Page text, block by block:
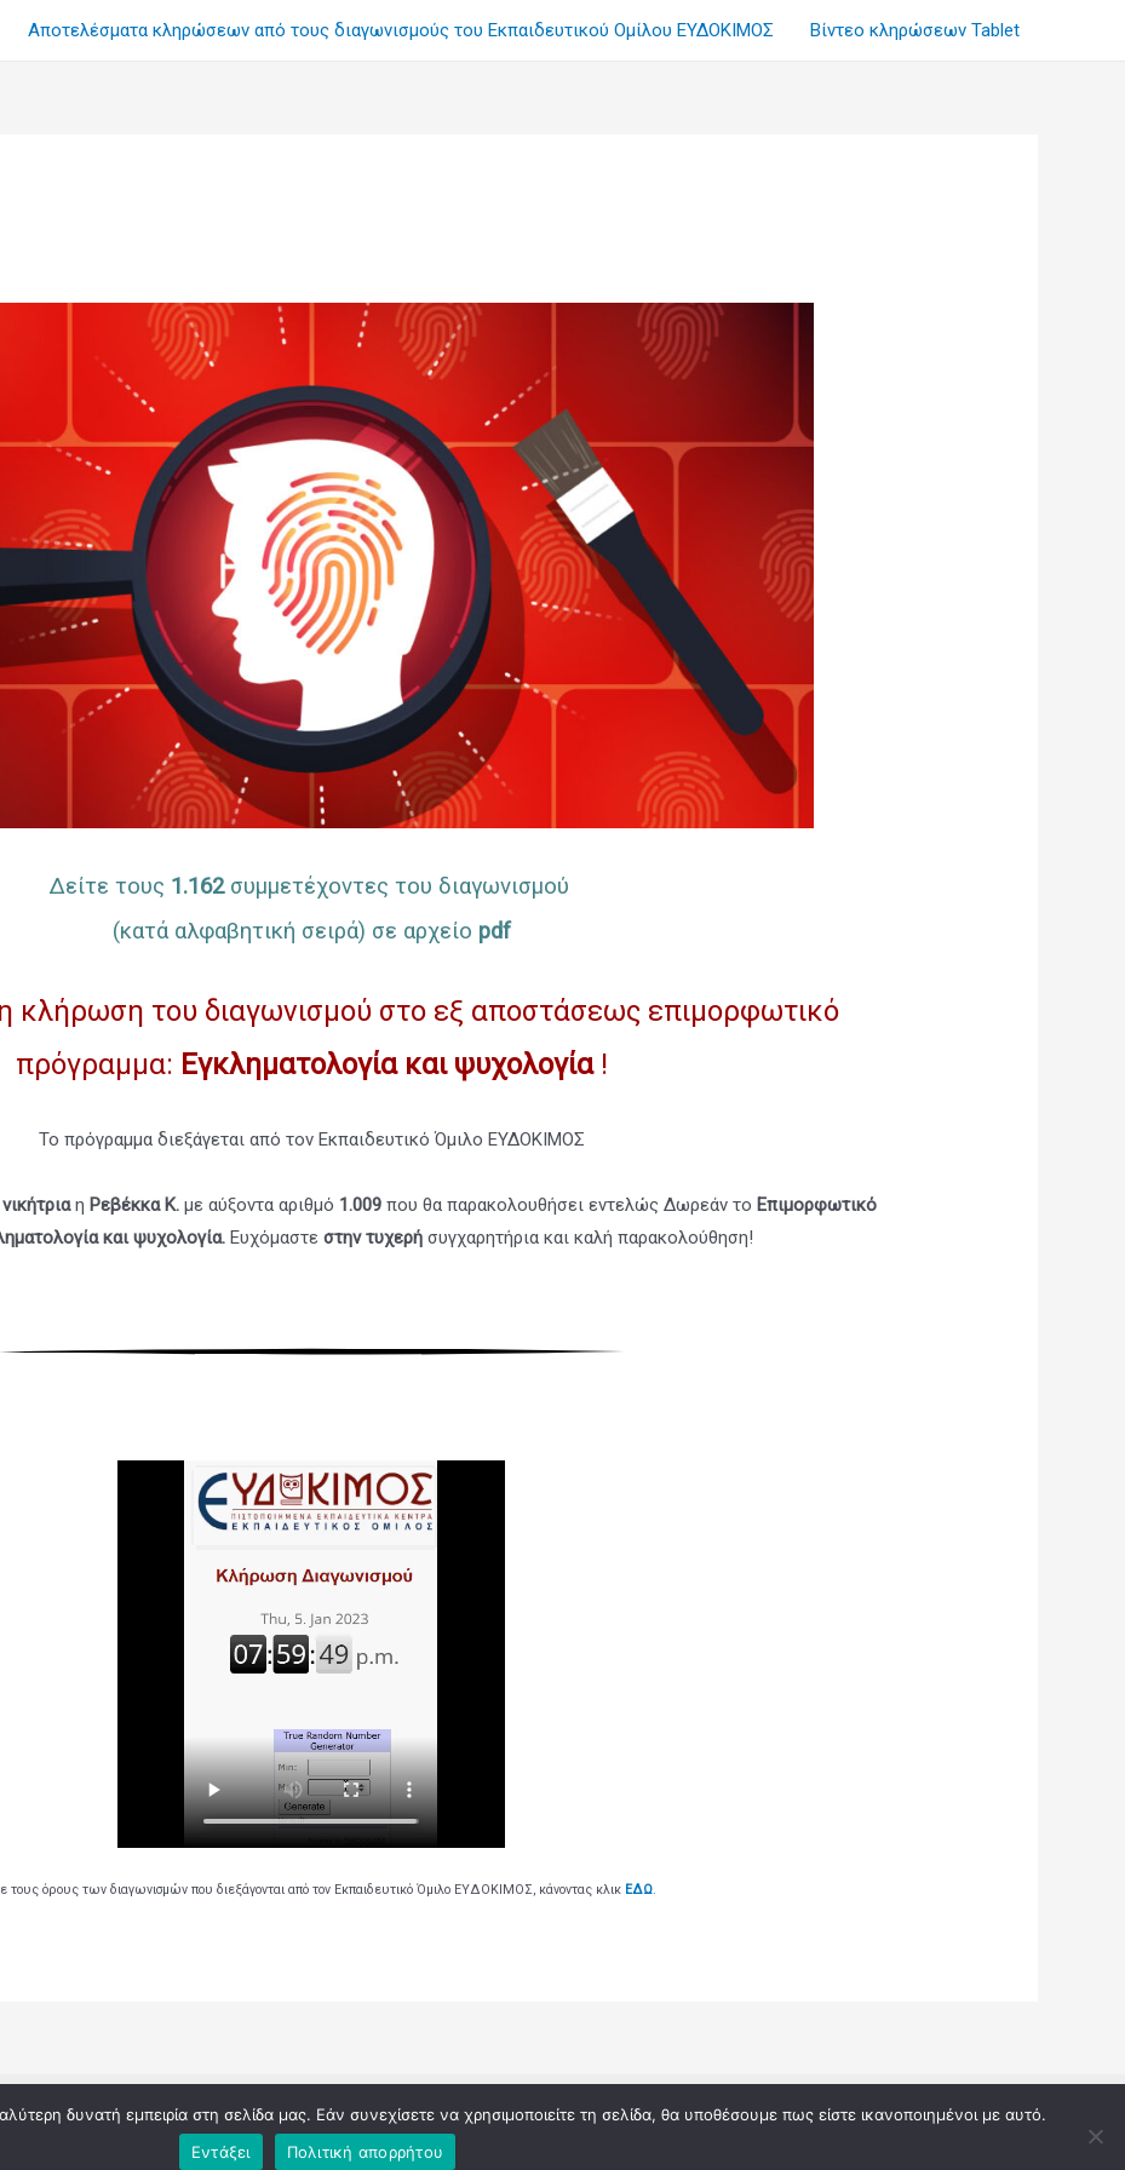
Αποτελέσματα κληρώσεων από τους διαγωνισμούς του Εκπαιδευτικού Ομίλου ΕΥΔΟΚΙΜΟΣ Βίντεο κληρώσεων Tablet
Δείτε τους 1.162συμμετέχοντες του διαγωνισμού
(κατά αλφαβητική σειρά) σε αρχείο pdf
κλήρωση του διαγωνισμού στο εξ αποστάσεως επιμορφωτικό
πρόγραμμα: Εγκληματολογία και ψυχολογία !
Το πρόγραμμα διεξάγεται από τον Εκπαιδευτικό Όμιλο ΕΥΔΟΚΙΜΟΣ
νικήτριαη Ρεβέκκα Κ. με αύξοντα αριθμό 1.009 που θα παρακολουθήσει εντελώς Δωρεάν το Επιμορφωτικό
και ψυχολογία.Ευχόμαστε στην τυχερήσυγχαρητήρια και καλή παρακολούθηση!
τους όρους των διαγωνισμών που διεξάγονται από τον Εκπαιδευτικό Όμιλο ΕΥΔΟΚΙΜΟΣ, κάνοντας κλικ ΕΔΩ.
διαγωνισμούς του εκπαιδευτικού ομίλου ΕΥΔΟΚΙΜΟΣ | Powered by Αποτελέσματα κληρώσεων από τους διαγωνισμούς
του εκπαιδευτικού ομίλου ΕΥΔΟΚΙΜΟΣ
δυνατή εμπειρία στη σελίδα μας. Εάν συνεχίσετε να χρησιμοποιείτε τη σελίδα, θα υποθέσουμε πως είστε ικανοποιημένοι με αυτό.
Εντάξει
Πολιτική απορρήτου